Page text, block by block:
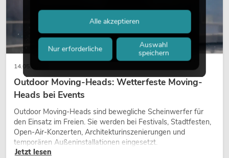
14.05.2026
Outdoor Moving-Heads: Wetterfeste Moving-
Heads bei Events
Outdoor Moving-Heads sind bewegliche Scheinwerfer für
den Einsatz im Freien. Sie werden bei Festivals, Stadtfesten,
Open-Air-Konzerten, Architekturinszenierungen und
temporären Außeninstallationen eingesetzt.
Jetzt lesen
Nur erforderliche
Auswahl
speichern
Alle akzeptieren